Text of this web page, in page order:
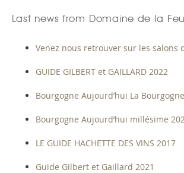
Last news from Domaine de la
Venez nous retrouver sur les salons
GUIDE GILBERT et GAILLARD 2022
Bourgogne Aujourd’hui La
Bourgogne Aujourd’hui millésime
LE GUIDE HACHETTE DES VINS 2017
Guide Gilbert et Gaillard 2021